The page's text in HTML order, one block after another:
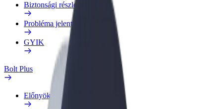
Biztonsági részleg
Probléma jelentése
GYIK
Bolt Plus
Előnyök